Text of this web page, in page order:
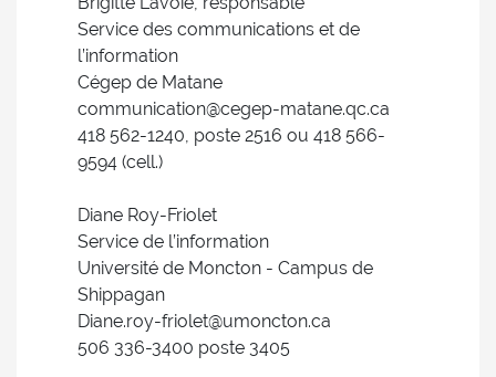
Service des communications et de
l’information
Cégep de Matane
communication@cegep-matane.qc.ca
418 562-1240, poste 2516 ou 418 566-
9594 (cell.)
Diane Roy-Friolet
Service de l’information
Université de Moncton - Campus de
Shippagan
Diane.roy-friolet@umoncton.ca
506 336-3400 poste 3405